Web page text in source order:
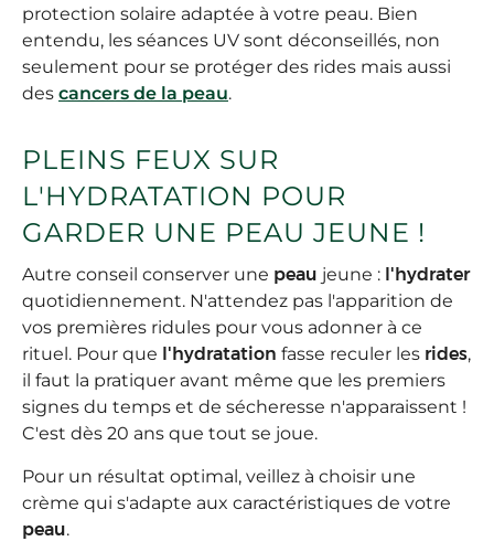
protection solaire adaptée à votre peau. Bien
entendu, les séances UV sont déconseillés, non
seulement pour se protéger des rides mais aussi
des cancers de la peau.
PLEINS FEUX SUR
L'HYDRATATION POUR
GARDER UNE PEAU JEUNE !
Autre conseil conserver une peau jeune : l'hydrater
quotidiennement. N'attendez pas l'apparition de
vos premières ridules pour vous adonner à ce
rituel. Pour que l'hydratation fasse reculer les rides,
il faut la pratiquer avant même que les premiers
signes du temps et de sécheresse n'apparaissent !
C'est dès 20 ans que tout se joue.
Pour un résultat optimal, veillez à choisir une
crème qui s'adapte aux caractéristiques de votre
peau.